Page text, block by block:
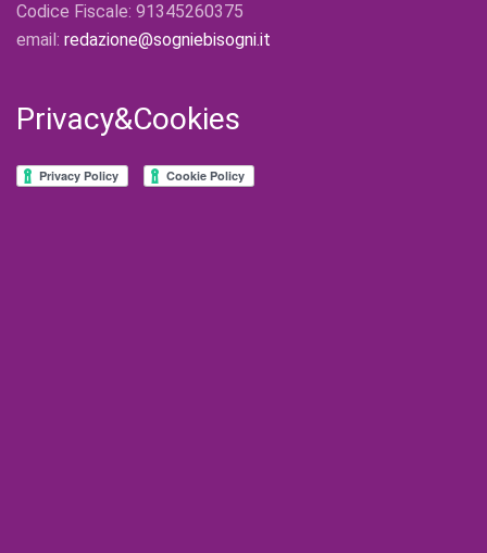
Codice Fiscale: 91345260375
email: redazione@sogniebisogni.it
Privacy&Cookies